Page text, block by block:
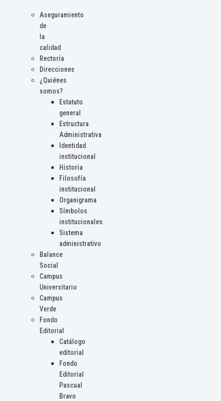
Aseguramiento
de
la
calidad
Rectoría
Direcciones
¿Quiénes
somos?
Estatuto
general
Estructura
Administrativa
Identidad
institucional
Historia
Filosofía
institucional
Organigrama
Símbolos
institucionales
Sistema
administrativo
Balance
Social
Campus
Universitario
Campus
Verde
Fondo
Editorial
Catálogo
editorial
Fondo
Editorial
Pascual
Bravo